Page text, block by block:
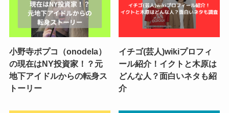
小野寺ポプコ（onodela）
の現在はNY投資家！？元
地下アイドルからの転身ス
トーリー
イチゴ(芸人)wikiプロフィ
ール紹介！イクトと木原は
どんな人？面白いネタも紹
介